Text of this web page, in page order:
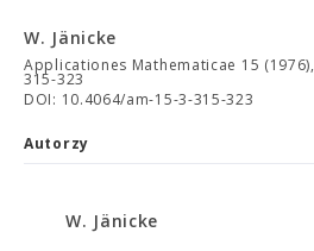
W. Jänicke
Applicationes Mathematicae 15 (1976),
315-323
DOI: 10.4064/am-15-3-315-323
Autorzy
W. Jänicke